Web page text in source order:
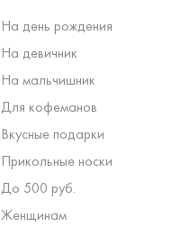
На день рождения
На девичник
На мальчишник
Для кофеманов
Вкусные подарки
Прикольные носки
До 500 руб.
Женщинам